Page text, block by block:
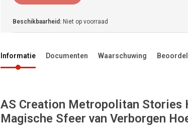
Beschikbaarheid: Niet op voorraad
Informatie Documenten Waarschuwing
AS Creation Metropolitan Stories
Magische Sfeer van Verborgen